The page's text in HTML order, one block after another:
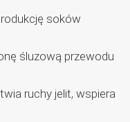
soków
śluzową przewodu
ruchy jelit, wspiera